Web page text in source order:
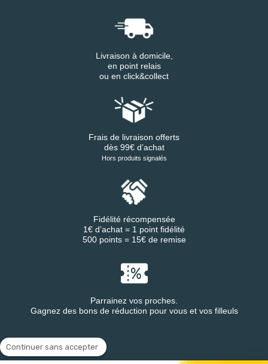
Continuer sans accepter
Livraison à domicile,
en point relais
ou en click&collect
Frais de livraison offerts
dès 99€ d’achat
Hors produits signalés
Fidélité récompensée
1€ d’achat = 1 point fidélité
500 points = 15€ de remise
Parrainez vos proches.
Gagnez des bons de réduction pour vous et vos filleuls